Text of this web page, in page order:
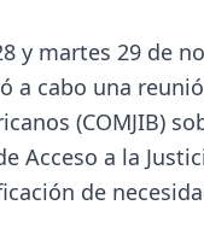
y martes 29 de
a cabo una
(COMJIB)
Acceso a la
de